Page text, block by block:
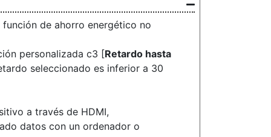
función de ahorro energético no
personalizada c3 [Retardo hasta
seleccionado es inferior a 30
a través de HDMI,
datos con un ordenador o